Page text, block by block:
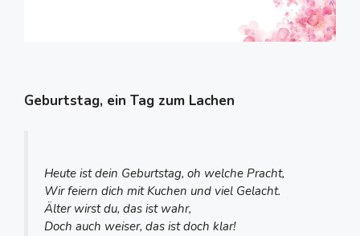
Geburtstag, ein Tag zum Lachen
Heute ist dein Geburtstag, oh welche Pracht,
Wir feiern dich mit Kuchen und viel Gelacht.
Älter wirst du, das ist wahr,
Doch auch weiser, das ist doch klar!